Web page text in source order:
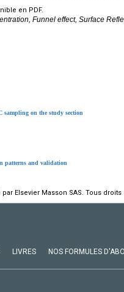
en PDF.
Funnel effect, Surface
sampling on the study section
patterns and validation
Elsevier Masson SAS. Tous droits
LIVRES NOS FORMULES